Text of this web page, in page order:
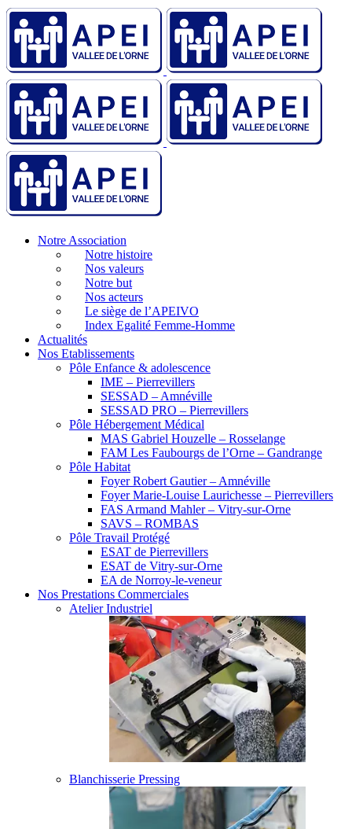
Notre Association
Notre histoire
Nos valeurs
Notre but
Nos acteurs
Le siège de l’APEIVO
Index Egalité Femme-Homme
Actualités
Nos Etablissements
Pôle Enfance & adolescence
IME – Pierrevillers
SESSAD – Amnéville
SESSAD PRO – Pierrevillers
Pôle Hébergement Médical
MAS Gabriel Houzelle – Rosselange
FAM Les Faubourgs de l’Orne – Gandrange
Pôle Habitat
Foyer Robert Gautier – Amnéville
Foyer Marie-Louise Laurichesse – Pierrevillers
FAS Armand Mahler – Vitry-sur-Orne
SAVS – ROMBAS
Pôle Travail Protégé
ESAT de Pierrevillers
ESAT de Vitry-sur-Orne
EA de Norroy-le-veneur
Nos Prestations Commerciales
Atelier Industriel
Blanchisserie Pressing